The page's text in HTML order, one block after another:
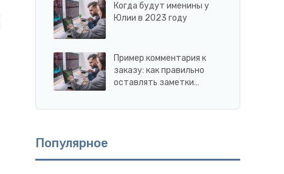
Когда будут именины у
Юлии в 2023 году
Пример комментария к
заказу: как правильно
оставлять заметки…
Популярное